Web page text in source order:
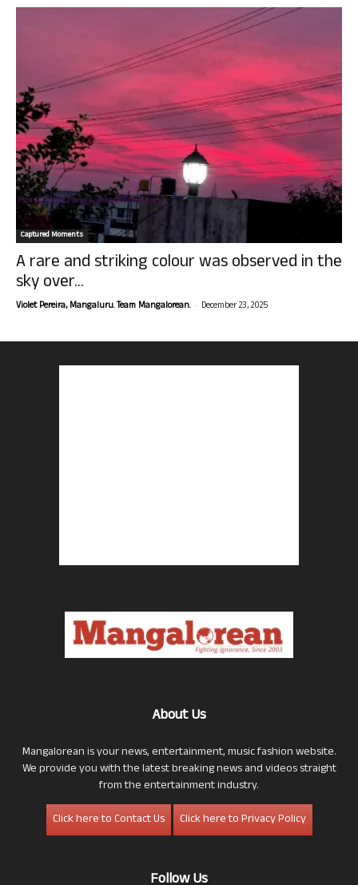
Captured Moments
A rare and striking colour was observed in the
sky over...
Violet Pereira, Mangaluru. Team Mangalorean. - December 23, 2025
About Us
Mangalorean is your news, entertainment, music fashion website.
We provide you with the latest breaking news and videos straight
from the entertainment industry.
Click here to Contact Us
Click here to Privacy Policy
Follow Us